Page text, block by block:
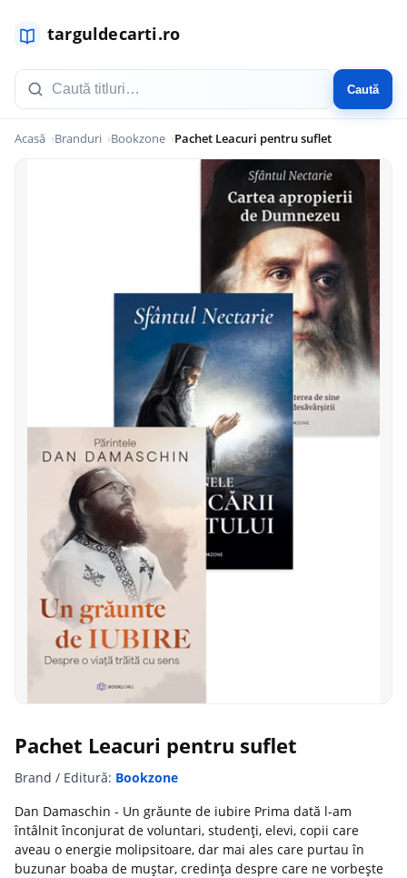
Caută
Acasă Branduri Bookzone Pachet Leacuri pentru suflet
Pachet Leacuri pentru suflet
Brand / Editură: Bookzone
Dan Damaschin - Un grăunte de iubire Prima dată l-am
întâlnit înconjurat de voluntari, studenți, elevi, copii care
aveau o energie molipsitoare, dar mai ales care purtau în
buzunar boaba de muștar, credința despre care ne vorbește